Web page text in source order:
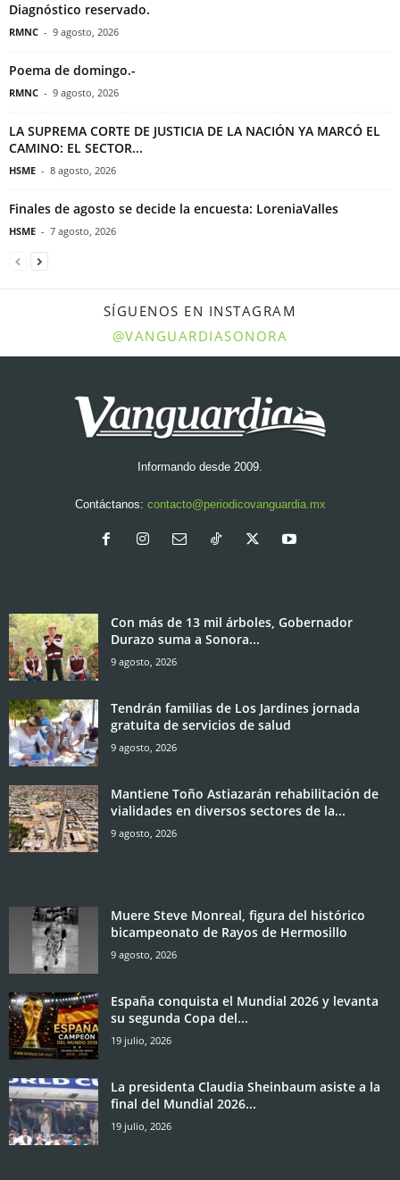
Diagnóstico reservado.
RMNC - 9 agosto, 2026
Poema de domingo.-
RMNC - 9 agosto, 2026
LA SUPREMA CORTE DE JUSTICIA DE LA NACIÓN YA MARCÓ EL
CAMINO: EL SECTOR...
HSME - 8 agosto, 2026
Finales de agosto se decide la encuesta: LoreniaValles
HSME - 7 agosto, 2026
SÍGUENOS EN INSTAGRAM
@VANGUARDIASONORA
Informando desde 2009.
Contáctanos: contacto@periodicovanguardia.mx
Con más de 13 mil árboles, Gobernador
Durazo suma a Sonora...
9 agosto, 2026
Tendrán familias de Los Jardines jornada
gratuita de servicios de salud
9 agosto, 2026
Mantiene Toño Astiazarán rehabilitación de
vialidades en diversos sectores de la...
9 agosto, 2026
Muere Steve Monreal, figura del histórico
bicampeonato de Rayos de Hermosillo
9 agosto, 2026
España conquista el Mundial 2026 y levanta
su segunda Copa del...
19 julio, 2026
La presidenta Claudia Sheinbaum asiste a la
final del Mundial 2026...
19 julio, 2026